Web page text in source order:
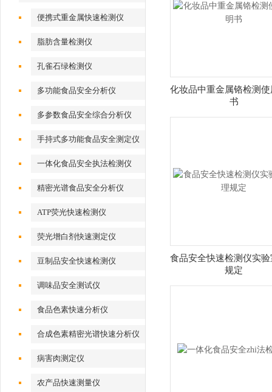
便携式重金属快速检测仪
脂肪含量检测仪
孔雀石绿检测仪
多功能食品安全分析仪
多参数食品安全综合分析仪
手持式多功能食品安全测定仪
一体化食品安全执法检测仪
精密光谱食品安全分析仪
ATP荧光快速检测仪
荧光增白剂快速测定仪
豆制品安全快速检测仪
调味品安全测试仪
食品色素快速分析仪
合成色素精密光谱快速分析仪
病害肉测定仪
农产品快速测量仪
化妆品中重金属铬检测
书
食品安全快速检测仪实
规定